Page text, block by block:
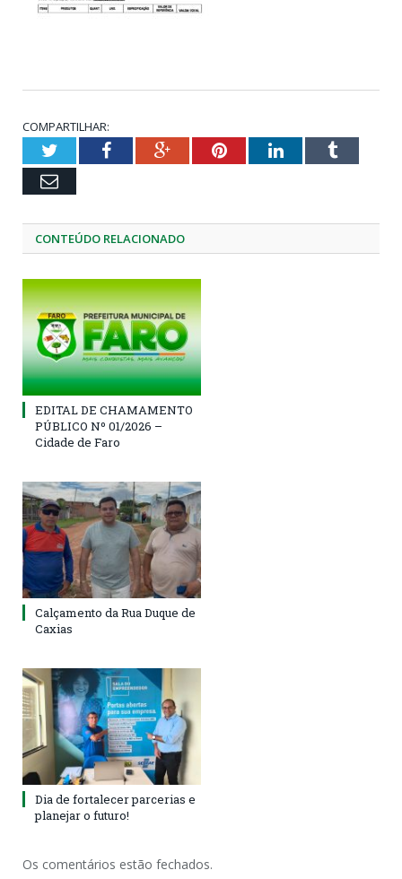
COMPARTILHAR:
TwitterFacebookGoogle+PinterestLinkedInTumblr
Email
CONTEÚDO RELACIONADO
EDITAL DE CHAMAMENTO
PÚBLICO Nº 01/2026 –
Cidade de Faro
Calçamento da Rua Duque de
Caxias
Dia de fortalecer parcerias e
planejar o futuro!
Os comentários estão fechados.